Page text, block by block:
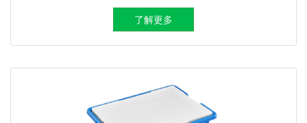
了解更多